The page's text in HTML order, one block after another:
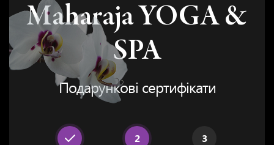
Maharaja YOGA &
SPA
Подарункові сертифікати
2 3